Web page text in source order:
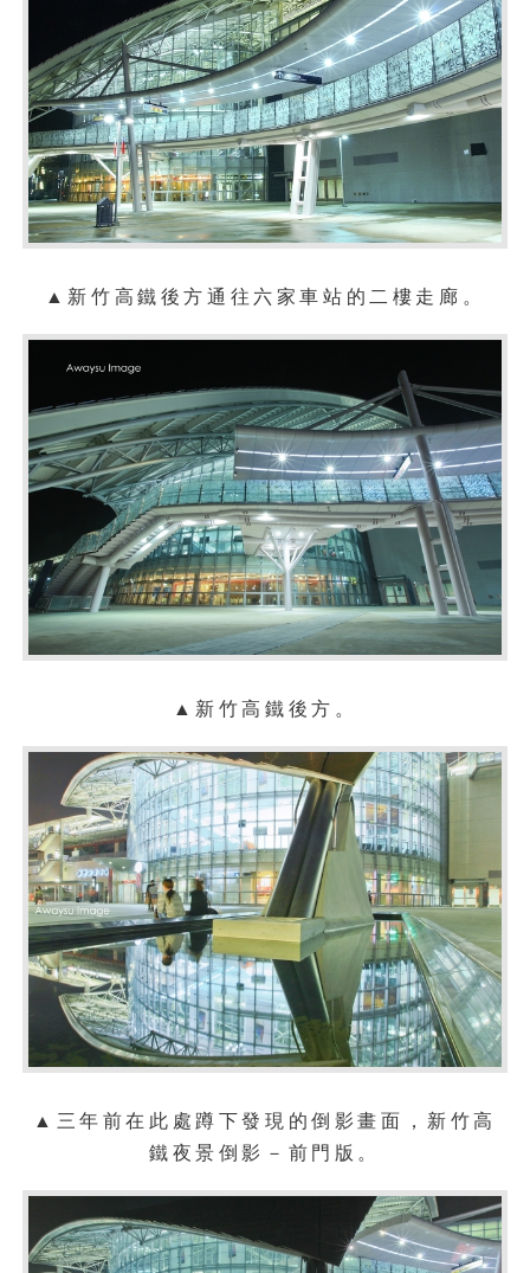
▲ 新竹 高鐵後方通往六家車站的二樓 走廊。
▲ 新竹高鐵後方 。
▲ 三年前在此處蹲下發現的倒影畫面，新竹高
鐵 夜景 倒影 － 前門版 。